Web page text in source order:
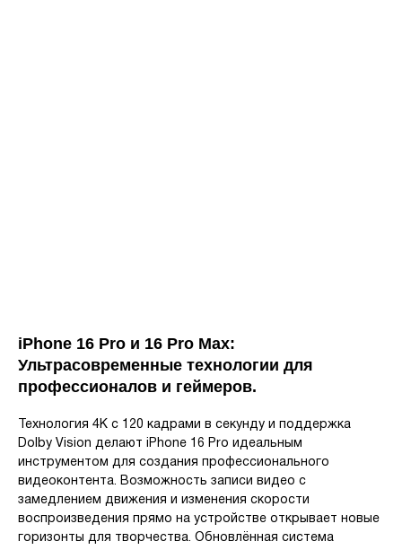
iPhone 16 Pro и 16 Pro Max:
Ультрасовременные технологии для
профессионалов и геймеров.
Технология 4K с 120 кадрами в секунду и поддержка
Dolby Vision делают iPhone 16 Pro идеальным
инструментом для создания профессионального
видеоконтента. Возможность записи видео с
замедлением движения и изменения скорости
воспроизведения прямо на устройстве открывает новые
горизонты для творчества. Обновлённая система